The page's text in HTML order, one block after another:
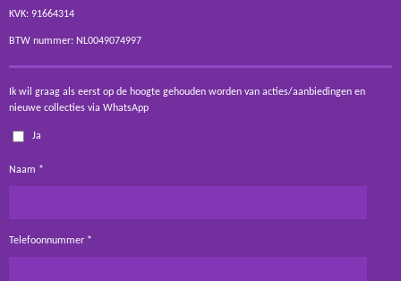
KVK: 91664314
BTW nummer: NL0049074997
Ik wil graag als eerst op de hoogte gehouden worden van acties/aanbiedingen en
nieuwe collecties via WhatsApp
Ja
Naam *
Telefoonnummer *